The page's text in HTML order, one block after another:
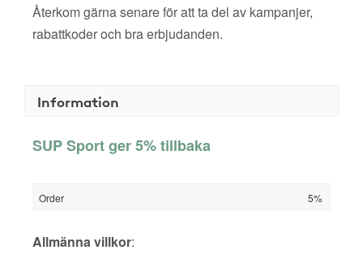
Återkom gärna senare för att ta del av kampanjer,
rabattkoder och bra erbjudanden.
Information
SUP Sport ger 5% tillbaka
Order 5%
Allmänna villkor: